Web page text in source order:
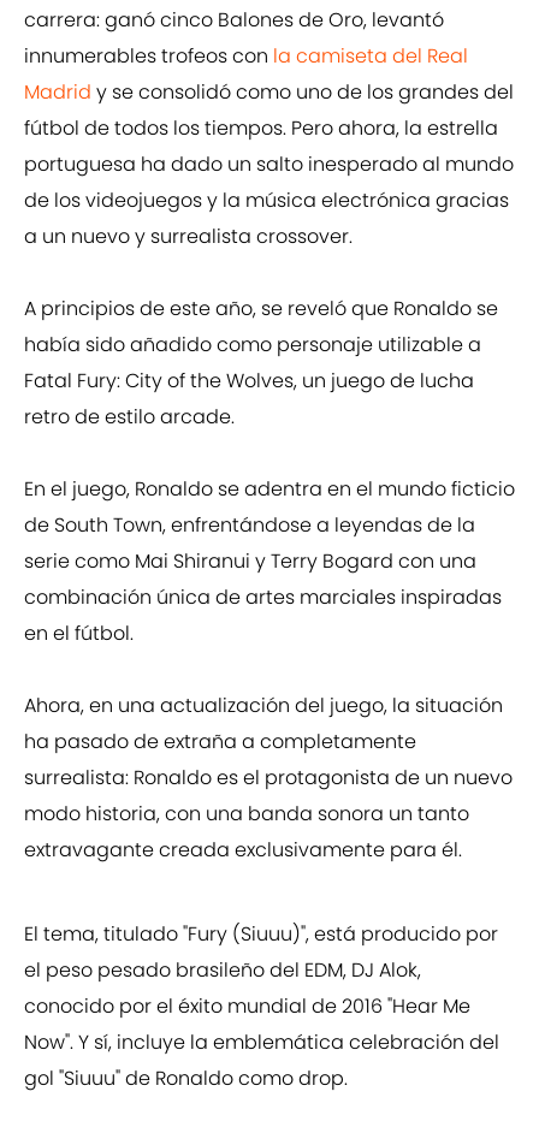
carrera: ganó cinco Balones de Oro, levantó
innumerables trofeos con la camiseta del Real
Madrid y se consolidó como uno de los grandes del
fútbol de todos los tiempos. Pero ahora, la estrella
portuguesa ha dado un salto inesperado al mundo
de los videojuegos y la música electrónica gracias
a un nuevo y surrealista crossover.
A principios de este año, se reveló que Ronaldo se
había sido añadido como personaje utilizable a
Fatal Fury: City of the Wolves, un juego de lucha
retro de estilo arcade.
En el juego, Ronaldo se adentra en el mundo ficticio
de South Town, enfrentándose a leyendas de la
serie como Mai Shiranui y Terry Bogard con una
combinación única de artes marciales inspiradas
en el fútbol.
Ahora, en una actualización del juego, la situación
ha pasado de extraña a completamente
surrealista: Ronaldo es el protagonista de un nuevo
modo historia, con una banda sonora un tanto
extravagante creada exclusivamente para él.
El tema, titulado "Fury (Siuuu)", está producido por
el peso pesado brasileño del EDM, DJ Alok,
conocido por el éxito mundial de 2016 "Hear Me
Now". Y sí, incluye la emblemática celebración del
gol "Siuuu" de Ronaldo como drop.